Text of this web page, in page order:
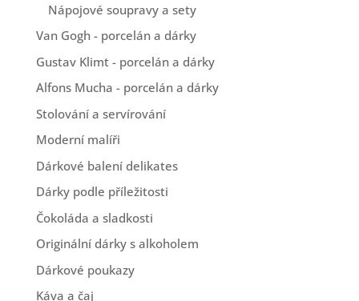
Nápojové soupravy a sety
Van Gogh - porcelán a dárky
Gustav Klimt - porcelán a dárky
Alfons Mucha - porcelán a dárky
Stolování a servírování
Moderní malíři
Dárkové balení delikates
Dárky podle příležitosti
Čokoláda a sladkosti
Originální dárky s alkoholem
Dárkové poukazy
Káva a čaj